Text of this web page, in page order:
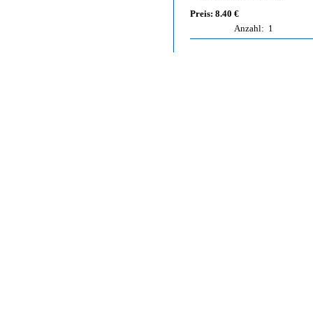
Preis: 8.40 €
Anzahl: 1